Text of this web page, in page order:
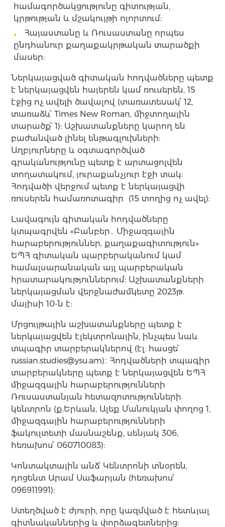
համագործակցությունը գիտության,
կրթության և մշակույթի ոլորտում:
Հայաստանը և Ռուսաստանը որպես
ընդհանուր քաղաքակրթական տարածքի
մասեր:
Ներկայացված գիտական հոդվածները պետք
է ներկայացվեն հայերեն կամ ռուսերեն, 15
էջից ոչ ավելի ծավալով (տառատեսակ՝ 12,
տառաձև՝ Times New Roman, միջտողային
տարածք՝ 1): Աշխատանքները կարող են
բաժանված լինել ենթագլուխների:
Աղբյուրները և օգտագործված
գրականությունը պետք է արտացոլվեն
տողատակում, յուրաքանչյուր էջի տակ:
Հոդվածի վերջում պետք է ներկայացվի
ռուսերեն համառոտագիր (15 տողից ոչ ավել):
Լավագույն գիտական հոդվածները
կտպագրվեն «Բանբեր․ Միջազգային
հարաբերություններ, քաղաքագիտություն»
ԵՊՀ գիտական պարբերականում կամ
համալսարանական այլ պարբերական
հրատարակություններում: Աշխատանքների
ներկայացման վերջնաժամկետը 2023թ.
մայիսի 10-ն է:
Մրցույթային աշխատանքները պետք է
ներկայացվեն էլեկտրոնային, ինչպես նաև
տպագիր տարբերակներով (էլ. հասցե՝
russian.studies@ysu.am)։ Հոդվածների տպագիր
տարբերակները պետք է ներկայացվեն ԵՊՀ
միջազգային հարաբերությունների
Ռուսաստանյան հետազոտությունների
կենտրոն (ք.Երևան, Ալեք Մանուկյան փողոց 1,
միջազգային հարաբերությունների
ֆակուլտետի մասնաշենք, սենյակ 306,
հեռախոս՝ 060710083):
Կոնտակտային անձ՝ Կենտրոնի տնօրեն,
դոցենտ Արամ Սաֆարյան (հեռախոս՝
096911991):
Ստեղծված է ժյուրի, որը կազմված է հետևյալ
գիտնականներից և փորձագետներից: